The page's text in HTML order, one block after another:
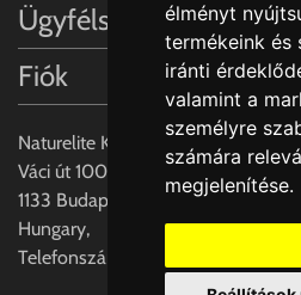
élményt
termékeink és
iránti
valamint a
személyre
számára
megjelenítése.
Egyéb leírások:
Budapesti szállítások:
1, Budapestre kért szállítás esetén
helyett időre történő extra szállítás
egyedi áron. A szállítás
szerint 1 órás intervallumon belüli
megjelöléssel kérhető
A költséget a megrendeléskor
valamint az ott megadott
Naturelite Kft,
Váci út 100.,
1133 Budapest,
Hungary,
Telefonszám: +(36) 70-427-3837
Ügyfélszolgálat
Fiók